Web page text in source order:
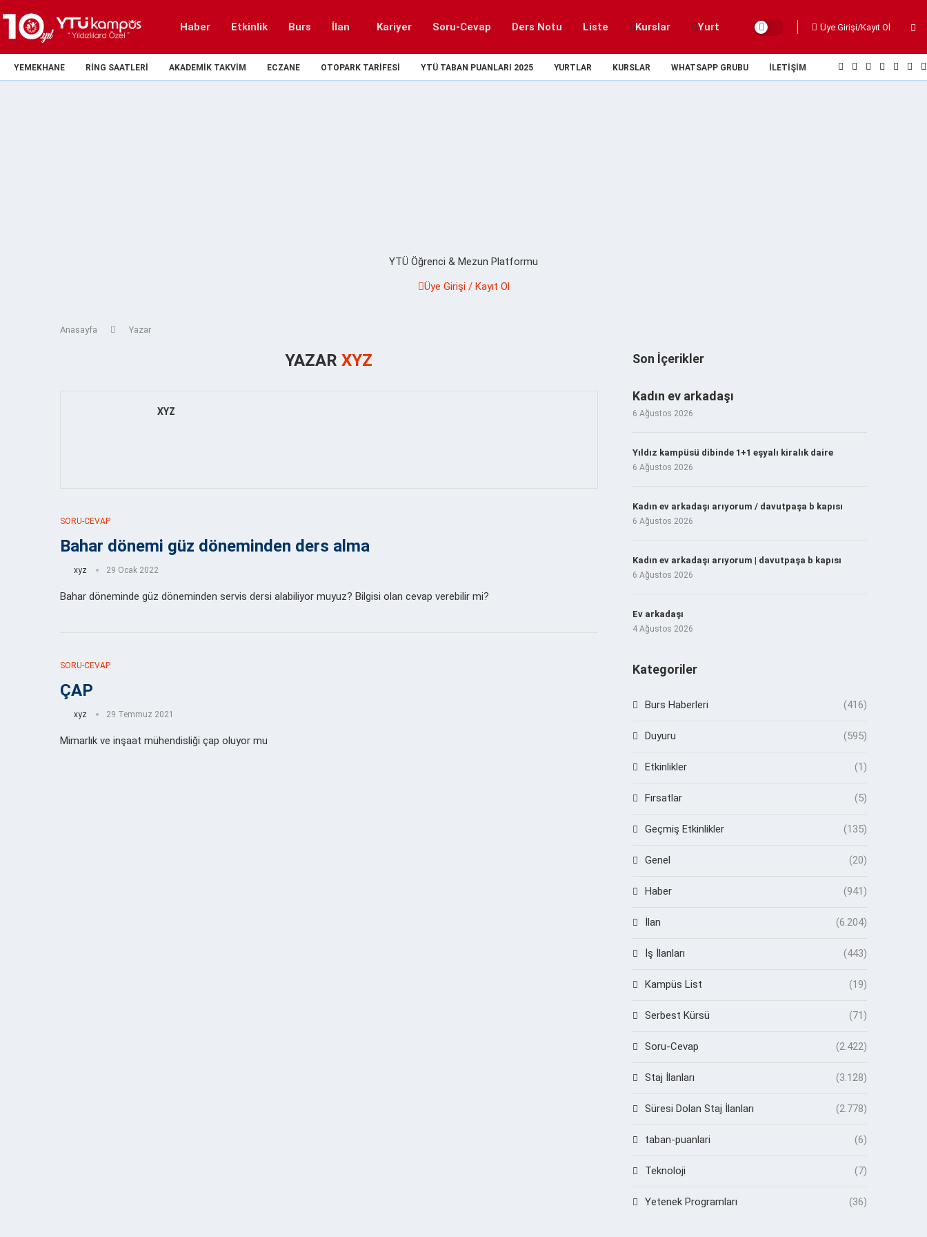
Haber Etkinlik Burs İlan Kariyer Soru-Cevap Ders Notu Liste Kurslar Yurt Üye Girişi/Kayıt Ol
YEMEKHANE RING SAATLERI AKADEMIK TAKVIM ECZANE OTOPARK TARIFESI YTÜ TABAN PUANLARI 2025 YURTLAR KURSLAR WHATSAPP GRUBU İLETIŞIM
YTÜ Öğrenci & Mezun Platformu
Üye Girişi / Kayıt Ol
Anasayfa Yazar
YAZARXYZ
XYZ
SORU-CEVAP
Bahar dönemi güz döneminden ders alma
xyz 29 Ocak 2022
Bahar döneminde güz döneminden servis dersi alabiliyor muyuz? Bilgisi olan cevap verebilir mi?
SORU-CEVAP
ÇAP
xyz 29 Temmuz 2021
Mimarlık ve inşaat mühendisliği çap oluyor mu
Son İçerikler
Kadın ev arkadaşı
6 Ağustos 2026
Yıldız kampüsü dibinde 1+1 eşyalı kiralık daire
6 Ağustos 2026
Kadın ev arkadaşı arıyorum / davutpaşa b kapısı
6 Ağustos 2026
Kadın ev arkadaşı arıyorum | davutpaşa b kapısı
6 Ağustos 2026
Ev arkadaşı
4 Ağustos 2026
Kategoriler
Burs Haberleri (416)
Duyuru (595)
Etkinlikler (1)
Fırsatlar (5)
Geçmiş Etkinlikler (135)
Genel (20)
Haber (941)
İlan (6.204)
İş İlanları (443)
Kampüs List (19)
Serbest Kürsü (71)
Soru-Cevap (2.422)
Staj İlanları (3.128)
Süresi Dolan Staj İlanları (2.778)
taban-puanlari (6)
Teknoloji (7)
Yetenek Programları (36)